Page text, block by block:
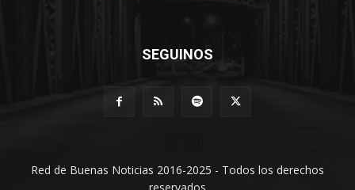
SEGUINOS
Red de Buenas Noticias 2016-2025 - Todos los derechos